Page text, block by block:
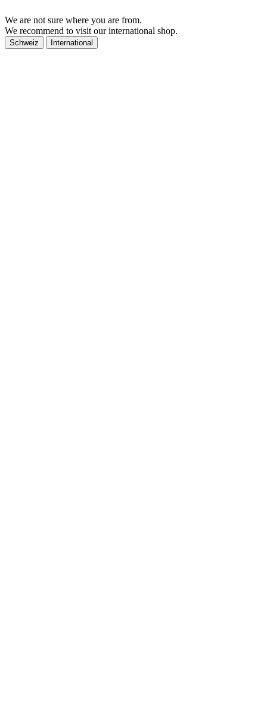
We are not sure where you are from.
We recommend to visit our international shop.
Schweiz International